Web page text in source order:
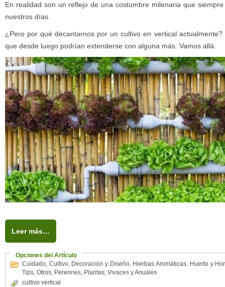
En realidad son un reflejo de una costumbre milenaria que
nuestros días.
¿Pero por qué decantarnos por un cultivo en vertical
que desde luego podrían extenderse con alguna más. Vamos allá.
Leer más…
Opciones del Artículo
Cuidado, Cultivo, Decoración y Diseño, Hierbas Aromáticas, Huerto y
Tips, Otros, Perennes, Plantas, Vivaces y Anuales
cultivo vertical